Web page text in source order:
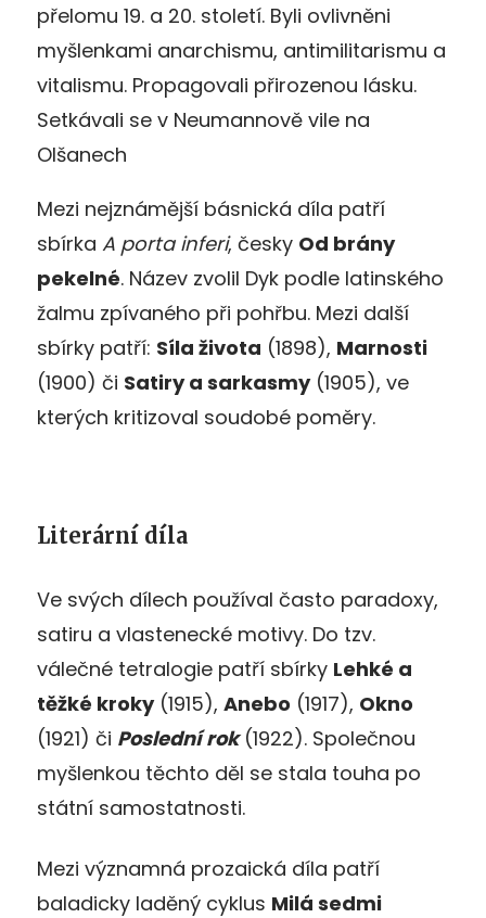
přelomu 19. a 20. století. Byli ovlivněni
myšlenkami anarchismu, antimilitarismu a
vitalismu. Propagovali přirozenou lásku.
Setkávali se v Neumannově vile na
Olšanech
Mezi nejznámější básnická díla patří
sbírka A porta inferi, česky Od brány
pekelné. Název zvolil Dyk podle latinského
žalmu zpívaného při pohřbu. Mezi další
sbírky patří: Síla života (1898), Marnosti
(1900) či Satiry a sarkasmy(1905), ve
kterých kritizoval soudobé poměry.
Literární díla
Ve svých dílech používal často paradoxy,
satiru a vlastenecké motivy. Do tzv.
válečné tetralogie patří sbírky Lehké a
těžké kroky(1915), Anebo (1917), Okno
(1921) či Poslední rok(1922). Společnou
myšlenkou těchto děl se stala touha po
státní samostatnosti.
Mezi významná prozaická díla patří
baladicky laděný cyklus Milá sedmi